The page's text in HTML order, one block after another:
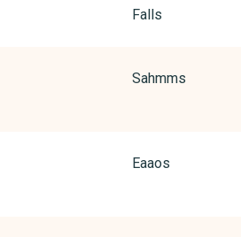
Falls
Sahmms
Eaaos